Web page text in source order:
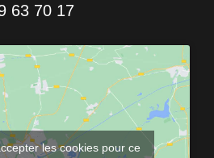
63 70 17
les cookies pour ce